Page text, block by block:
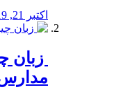
اکتبر 21, 2019
زبان